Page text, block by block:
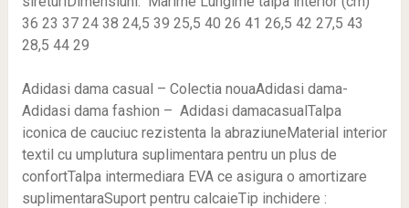
36 23 37 24 38 24,5 39 25,5 40 26 41 26,5 42 27,5 43
28,5 44 29
Adidasi dama casual – Colectia nouaAdidasi dama-
Adidasi dama fashion – Adidasi damacasualTalpa
iconica de cauciuc rezistenta la abraziuneMaterial interior
textil cu umplutura suplimentara pentru un plus de
confortTalpa intermediara EVA ce asigura o amortizare
suplimentaraSuport pentru calcaieTip inchidere :